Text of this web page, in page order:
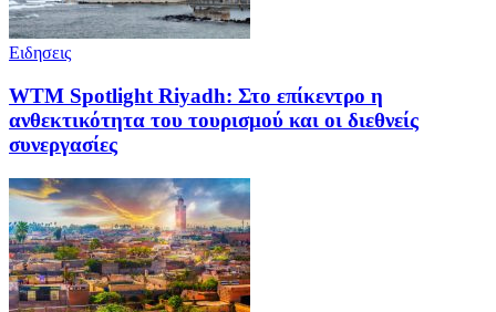
Ειδησεις
WTM Spotlight Riyadh: Στο επίκεντρο η
ανθεκτικότητα του τουρισμού και οι διεθνείς
συνεργασίες